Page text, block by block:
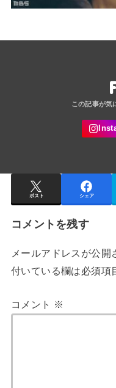
ポスト シェア
コメントを残す
メールアドレスが公開
付いている欄は必須項
コメント ※